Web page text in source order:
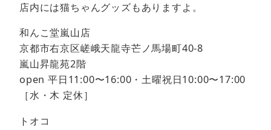
店内には猫ちゃんグッズもありますよ。
和んこ堂嵐山店
京都市右京区嵯峨天龍寺芒ノ馬場町40-8
嵐山昇龍苑2階
open 平日11:00〜16:00・土曜祝日10:00〜17:00
［水・木 定休］
トオコ